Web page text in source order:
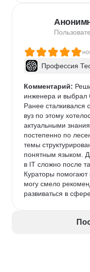
практике работа
больше времени,
Профессия
Комментарий:
инженера и выбрал
Ранее
вуз по этому
актуальными
постепенно по
темы
понятным языком.
в IT сложно после
Кураторы
могу смело
развиваться в